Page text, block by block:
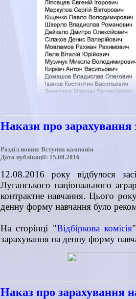
Накази про
Розділ новин: Вступна кампанія
Дата публікації: 15.08.2016
12.08.2016 року відбулося
Луганського національного
контрактне навчання. Цього
денну форму навчання було
На сторінці "Відбіркова комісія
зарахування на денну форму
Наказ про зарахування